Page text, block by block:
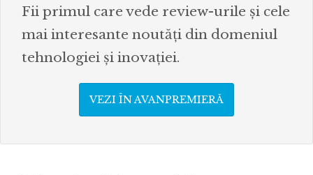
Fii primul care vede review-urile și cele
mai interesante noutăți din domeniul
tehnologiei și inovației.
VEZI ÎN AVANPREMIERĂ